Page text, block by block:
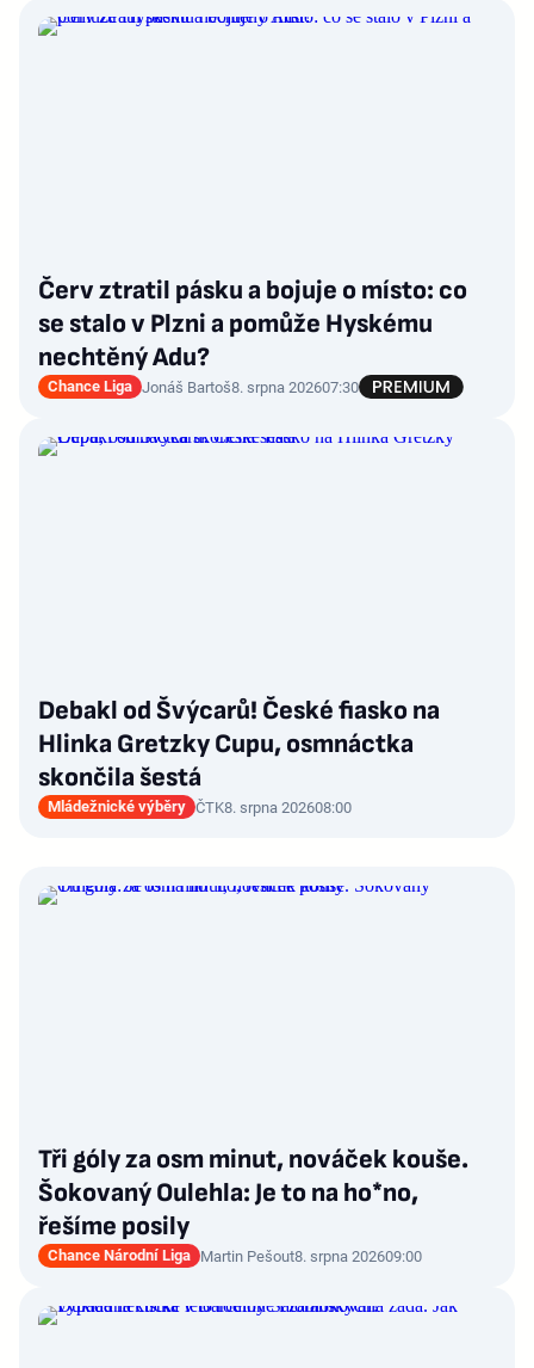
Červ ztratil pásku a bojuje o místo: co
se stalo v Plzni a pomůže Hyskému
nechtěný Adu?
Chance Liga Jonáš Bartoš8. srpna 202607:30
Debakl od Švýcarů! České fiasko na
Hlinka Gretzky Cupu, osmnáctka
skončila šestá
Mládežnické výběry ČTK8. srpna 202608:00
Tři góly za osm minut, nováček kouše.
Šokovaný Oulehla: Je to na ho*no,
řešíme posily
Chance Národní Liga Martin Pešout8. srpna 202609:00